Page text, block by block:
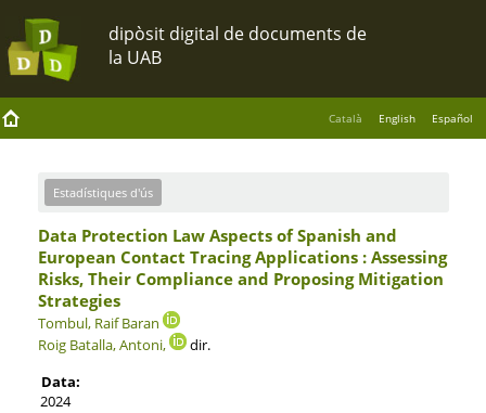
Català English Español
Estadístiques d'ús
Data Protection Law Aspects of Spanish and
European Contact Tracing Applications : Assessing
Risks, Their Compliance and Proposing Mitigation
Strategies
Tombul, Raif Baran
Roig Batalla, Antoni,
dir.
Data:
2024